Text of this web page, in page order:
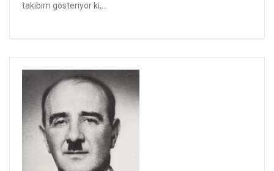
takibim gösteriyor ki,...